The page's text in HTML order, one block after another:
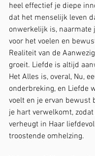
heel effectief je diepe
dat het menselijk leven
onwerkelijk is, naarmate
voor het voelen en
Realiteit van de
groeit. Liefde is altijd
Het Alles is, overal, Nu,
onderbreking, en Liefde
voelt en je ervan bewust
je hart verwelkomt,
verheugt in Haar
troostende omhelzing.